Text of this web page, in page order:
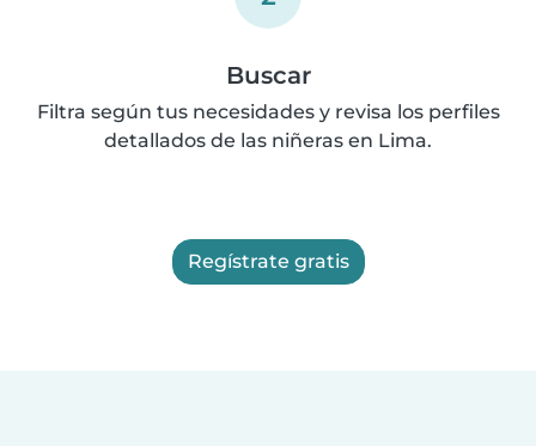
Buscar
Filtra según tus necesidades y revisa los perfiles
detallados de las niñeras en Lima.
Regístrate gratis